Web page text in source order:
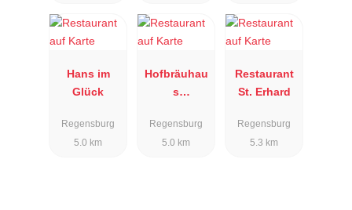
Hans im
Glück
Regensburg
5.0 km
Hofbräuhau
s
Regensburg
5.0 km
Restaurant
St. Erhard
Regensburg
5.3 km